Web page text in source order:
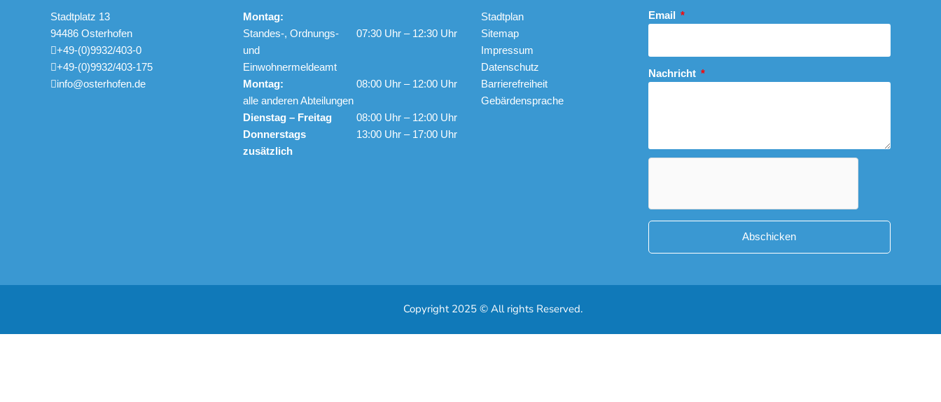
Stadtplatz 13
94486 Osterhofen
+49-(0)9932/403-0
+49-(0)9932/403-175
info@osterhofen.de
Montag:
Standes-, Ordnungs-
und
Einwohnermeldeamt
07:30 Uhr – 12:30 Uhr
Montag:
alle anderen Abteilungen
08:00 Uhr – 12:00 Uhr
Dienstag – Freitag
08:00 Uhr – 12:00 Uhr
Donnerstags
zusätzlich
13:00 Uhr – 17:00 Uhr
Stadtplan
Sitemap
Impressum
Datenschutz
Barrierefreiheit
Gebärdensprache
Email
Nachricht
Abschicken
Copyright 2025 © All rights Reserved.